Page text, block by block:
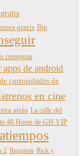
gratis Big
conseguir
de android
curiosidades de
en cine
atrás La calle del
48 Horas de GH VIP
2 Requiem Rick y